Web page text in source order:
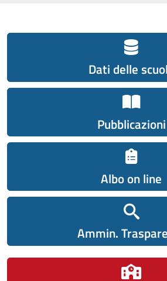
Dati delle
Pubblicazioni
Albo on line
Ammin.